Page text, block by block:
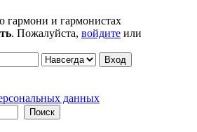
. Пожалуйста, войдите или
данных